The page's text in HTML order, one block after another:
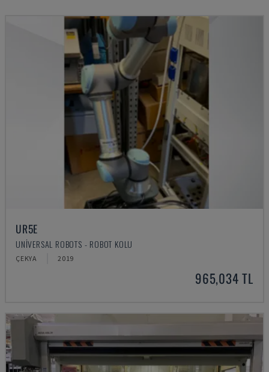
UR5E
UNIVERSAL ROBOTS - ROBOT KOLU
ÇEKYA 2019
965,034 TL